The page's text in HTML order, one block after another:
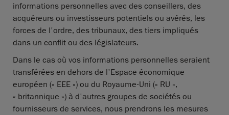
informations personnelles avec des conseillers, des
acquéreurs ou investisseurs potentiels ou avérés, les
forces de l'ordre, des tribunaux, des tiers impliqués
dans un conflit ou des législateurs.
Dans le cas où vos informations personnelles seraient
transférées en dehors de l'Espace économique
européen (« EEE ») ou du Royaume-Uni (« RU »,
« britannique ») à d'autres groupes de sociétés ou
fournisseurs de services, nous prendrons les mesures